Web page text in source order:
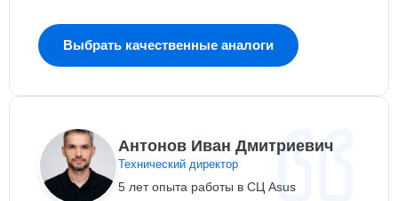
Выбрать качественные аналоги
Антонов Иван Дмитриевич
Технический директор
5 лет опыта работы в СЦ Asus